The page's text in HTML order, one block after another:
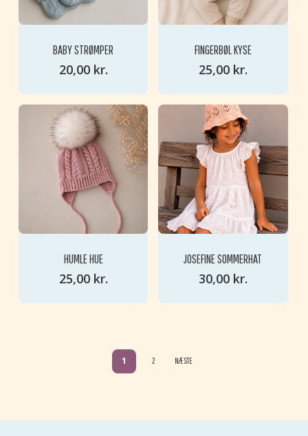
GO TO SHOP
BABY STRØMPER
20,00 kr.
FINGERBØL KYSE
25,00 kr.
HUMLE HUE
25,00 kr.
JOSEFINE SOMMERHAT
30,00 kr.
1 2 NÆSTE